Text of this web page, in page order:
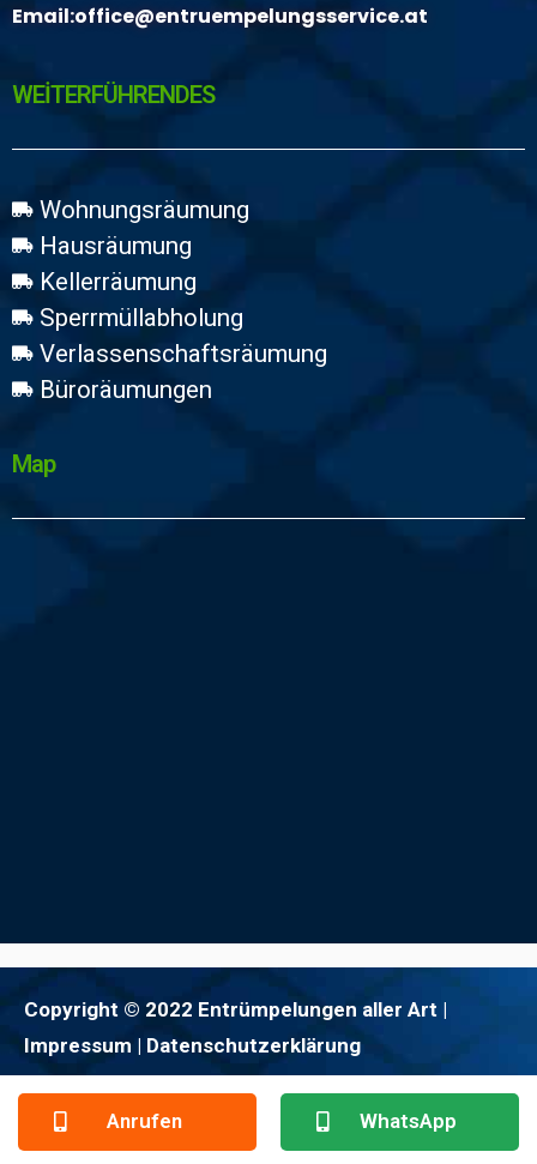
Email:office@entruempelungsservice.at
WEİTERFÜHRENDES
Wohnungsräumung
Hausräumung
Kellerräumung
Sperrmüllabholung
Verlassenschaftsräumung
Büroräumungen
Map
Copyright © 2022 Entrümpelungen aller Art |
Impressum | Datenschutzerklärung
Anrufen WhatsApp